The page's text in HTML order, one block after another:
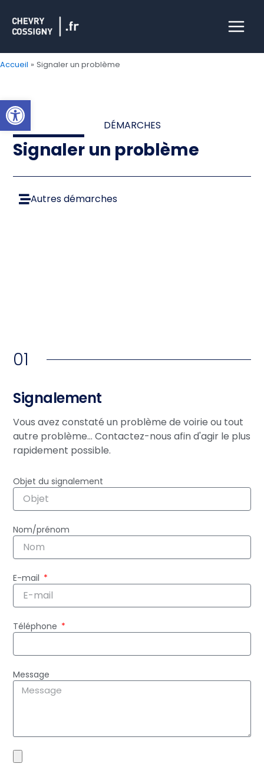
Ouvrir la barre d’outils
contenu
Menu
Accueil Signaler un problème
DÉMARCHES
Signaler un problème
Autres démarches
01
Signalement
Vous avez constaté un problème de voirie ou tout
autre problème… Contactez-nous afin d'agir le plus
rapidement possible.
Objet du signalement
Nom/prénom
E-mail
Téléphone
Message